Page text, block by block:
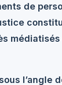
de
l’angle